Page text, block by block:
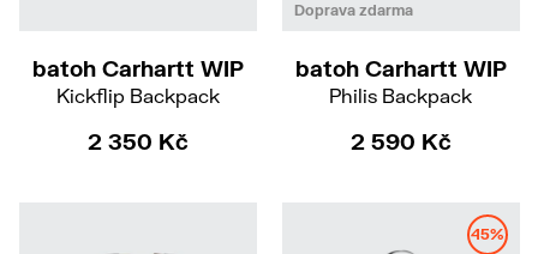
batoh Carhartt WIP
Kickflip Backpack
2 350 Kč
Doprava zdarma
batoh Carhartt WIP
Philis Backpack
2 590 Kč
45%